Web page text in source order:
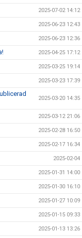
2025-07-02 14:12
2025-06-23 12:43
2025-06-23 12:36
2025-04-25 17:12
2025-03-25 19:14
2025-03-23 17:39
2025-03-20 14:35
2025-03-12 21:06
2025-02-28 16:50
2025-02-17 16:34
2025-02-04
2025-01-31 14:00
2025-01-30 16:10
2025-01-27 10:09
2025-01-15 09:33
2025-01-13 13:26